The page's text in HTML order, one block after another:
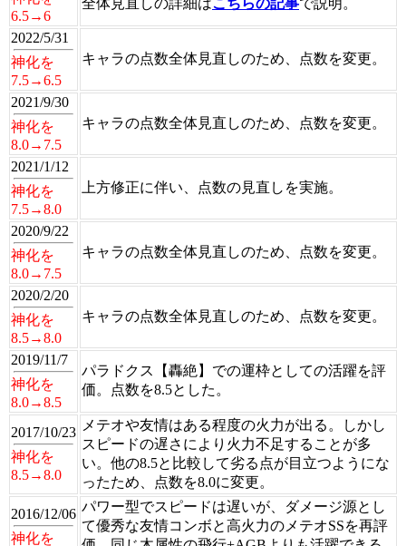
6.5→6
2022/5/31
神化を
7.5→6.5
キャラの点数全体見直しのため、点数を変更。
2021/9/30
神化を
8.0→7.5
キャラの点数全体見直しのため、点数を変更。
2021/1/12
神化を
7.5→8.0
上方修正に伴い、点数の見直しを実施。
2020/9/22
神化を
8.0→7.5
キャラの点数全体見直しのため、点数を変更。
2020/2/20
神化を
8.5→8.0
キャラの点数全体見直しのため、点数を変更。
2019/11/7
神化を
8.0→8.5
パラドクス【轟絶】での運枠としての活躍を評
価。点数を8.5とした。
2017/10/23
神化を
8.5→8.0
メテオや友情はある程度の火力が出る。しかし
スピードの遅さにより火力不足することが多
い。他の8.5と比較して劣る点が目立つようにな
ったため、点数を8.0に変更。
2016/12/06
神化を
パワー型でスピードは遅いが、ダメージ源とし
て優秀な友情コンボと高火力のメテオSSを再評